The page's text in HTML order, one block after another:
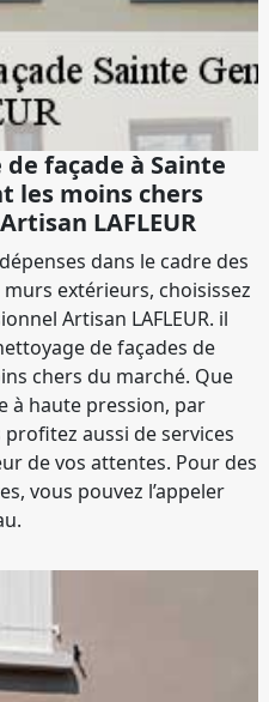
façade à Sainte
les moins chers
LAFLEUR
dans le cadre des
extérieurs, choisissez
Artisan LAFLEUR. il
de façades de
chers du marché. Que
à haute pression, par
aussi de services
de vos attentes. Pour des
vous pouvez l’appeler